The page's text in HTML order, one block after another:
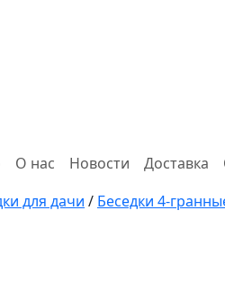
О нас Новости Доставка
для дачи / Беседки 4-